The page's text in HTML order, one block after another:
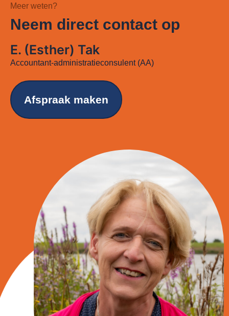
Meer weten?
Neem direct contact op
E. (Esther) Tak
Accountant-administratieconsulent (AA)
Afspraak maken